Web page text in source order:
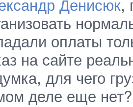
оплаты
на сайте
для чего
деле еще нет?